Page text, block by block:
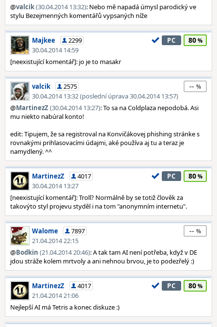
@valcik(30.04.2014 13:32): Nebo mě napadá úmysl parodický ve
stylu Bezejmenných komentářů vypsaných níže
Majkee
2299
30.04.2014 14:59
PC 80
[neexistující komentář]: jo je to masakr
valcik
2575
30.04.2014 13:32 (poslední úprava 30.04.2014 13:57)
--
@MartinezZ(30.04.2014 13:27): To sa na Coldplaza nepodobá. Asi
mu niekto nabúral konto!
edit: Tipujem, že sa registroval na Konvičákovej phishing stránke s
rovnakými prihlasovacími údajmi, aké používa aj tu a teraz je
namydlený. ^^
MartinezZ
4017
30.04.2014 13:27
PC 80
[neexistující komentář]: Troll? Normálně by se totiž člověk za
takovýto styl projevu styděl i na tom "anonymním internetu".
Walome
7897
21.04.2014 22:15
--
@Bodkin (21.04.2014 20:46): A tak tam AI není potřeba, když v DE
jdou stráže kolem mrtvoly a ani nehnou brvou, je to podezřelý :)
MartinezZ
4017
21.04.2014 21:06
PC 80
Nejlepší AI má Tetris a konec diskuze :)